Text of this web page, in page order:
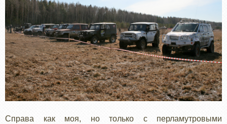
Справа как моя, но только с перламутровыми